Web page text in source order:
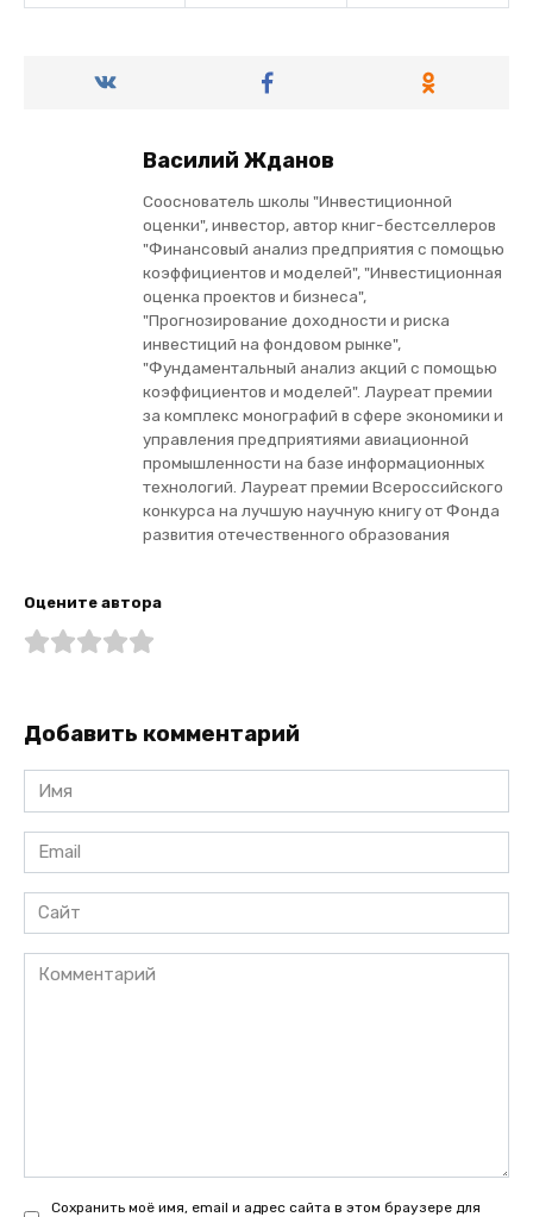
Василий Жданов
Сооснователь школы "Инвестиционной
оценки", инвестор, автор книг-бестселлеров
"Финансовый анализ предприятия с помощью
коэффициентов и моделей", "Инвестиционная
оценка проектов и бизнеса",
"Прогнозирование доходности и риска
инвестиций на фондовом рынке",
"Фундаментальный анализ акций с помощью
коэффициентов и моделей". Лауреат премии
за комплекс монографий в сфере экономики и
управления предприятиями авиационной
промышленности на базе информационных
технологий. Лауреат премии Всероссийского
конкурса на лучшую научную книгу от Фонда
развития отечественного образования
Оцените автора
Добавить комментарий
Имя
*
Email
*
Сайт
Комментарий
Сохранить моё имя, email и адрес сайта в этом браузере для